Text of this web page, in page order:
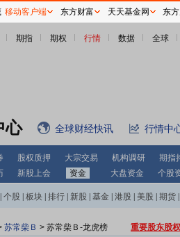
期指 期权 行情 数据 全球
心 全球财经快讯 行情中
股权质押 大宗交易 机构调研
期指
新股上会 资金 大盘资金 个股
个股 板块 排行 新股 基金 港股 美股 期货
苏常柴Ｂ > 苏常柴Ｂ-龙虎榜 重要股东股
移动客户端 东方财富 天天基金网 东